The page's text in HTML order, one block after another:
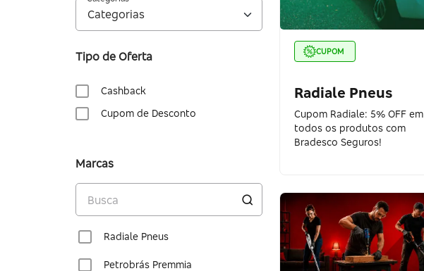
Tipo de Oferta
Cashback
Cupom de Desconto
Marcas
Radiale Pneus
Petrobrás Premmia
CUPOM
Radiale Pneus
Cupom Radiale: 5% OFF em
todos os produtos com
Bradesco Seguros!